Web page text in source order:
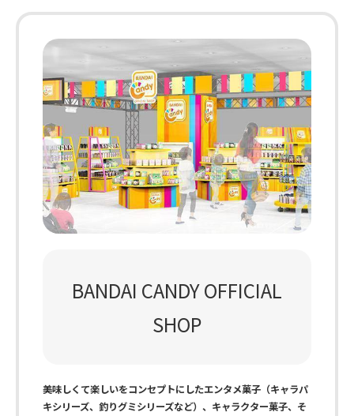
BANDAI CANDY OFFICIAL
SHOP
美味しくて楽しいをコンセプトにしたエンタメ菓子（キャラパ
キシリーズ、釣りグミシリーズなど）、キャラクター菓子、そ